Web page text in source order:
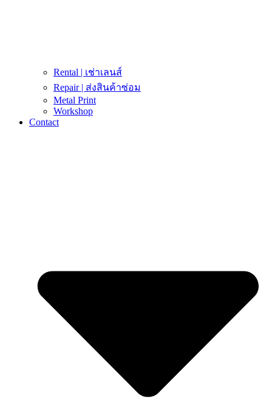
Rental | เช่าเลนส์
Repair | ส่งสินค้าซ่อม
Metal Print
Workshop
Contact